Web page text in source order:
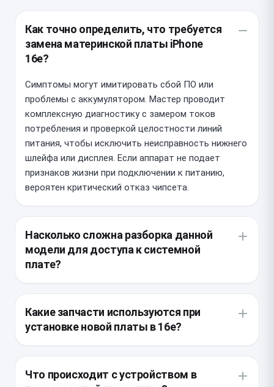
Как точно определить, что требуется
замена материнской платы iPhone
16e?
Симптомы могут имитировать сбой ПО или
проблемы с аккумулятором. Мастер проводит
комплексную диагностику с замером токов
потребления и проверкой целостности линий
питания, чтобы исключить неисправность нижнего
шлейфа или дисплея. Если аппарат не подает
признаков жизни при подключении к питанию,
вероятен критический отказ чипсета.
Насколько сложна разборка данной
модели для доступа к системной
плате?
точности при демонтаже дисплейного модуля и
экранирующих панелей. Мастер должен соблюдать
строгую последовательность отключения
компоненты. Эта работа требует
Какие запчасти используются при
установке новой платы в 16e?
платы, снятые с аналогичных устройств-доноров.
Что происходит с устройством в